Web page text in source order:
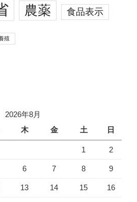
農薬 食品表示
殖
2026年8月
木 金 土 日
1 2
6 7 8 9
13 14 15 16